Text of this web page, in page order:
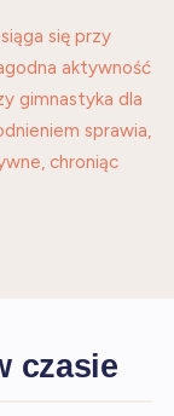
się przy
aktywność
gimnastyka dla
sprawia,
chroniąc
czasie